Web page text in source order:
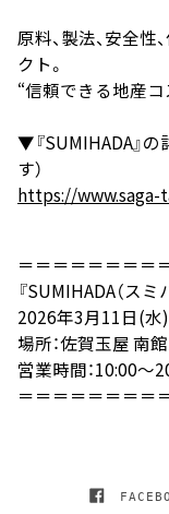
原料、製法、安全
クト。
“信頼できる地産コ
▼『SUMIHADA』
す）
https://www.saga-
＝＝＝＝＝＝＝＝
『SUMIHADA（スミ
2026年3月11日(水
場所：佐賀玉屋 南
営業時間：10:00～
＝＝＝＝＝＝＝＝